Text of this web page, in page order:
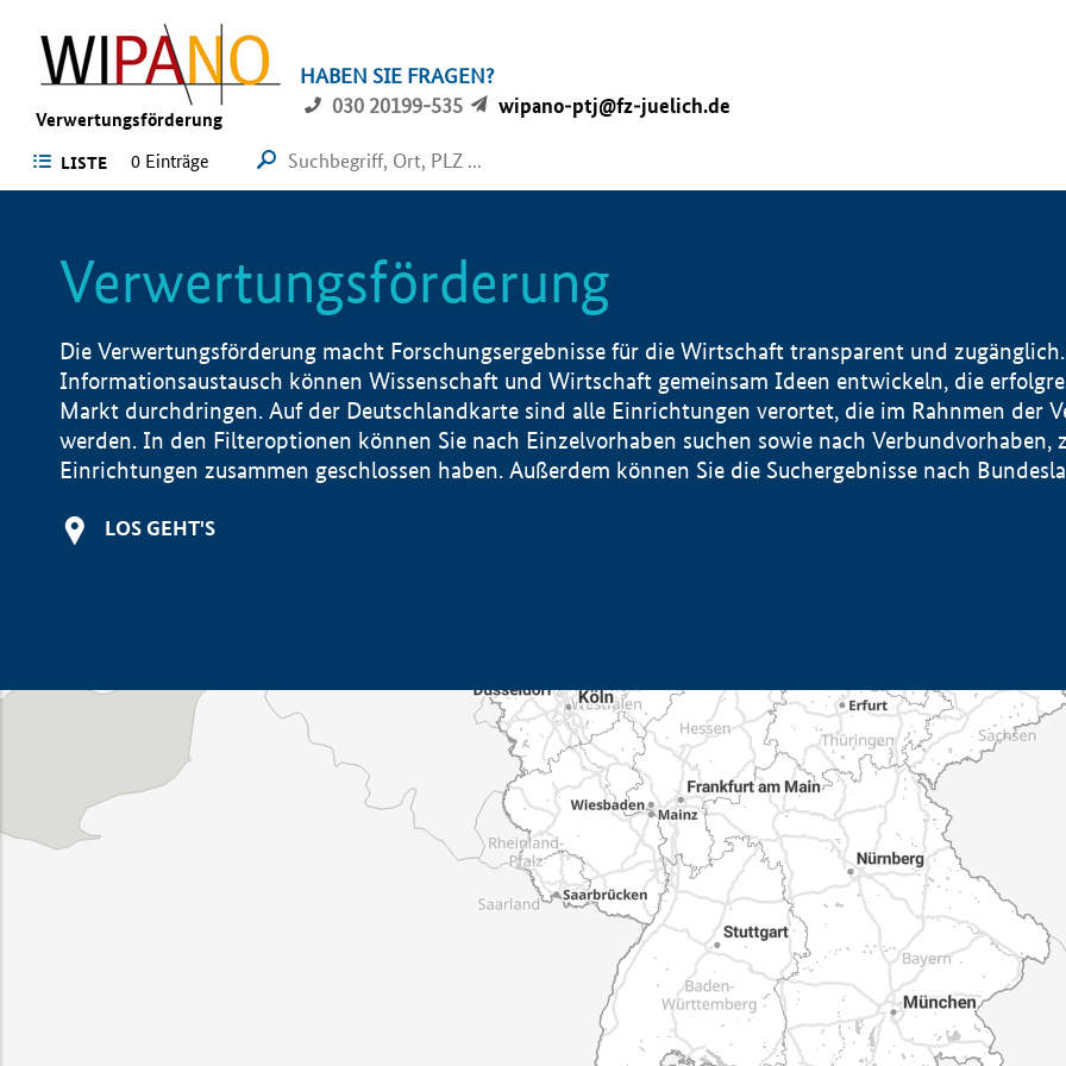
Verwertungsförderung
HABEN SIE FRAGEN?
030 20199-535
wipano-ptj@fz-juelich.de
LISTE 0 Einträge
Verwertungsförderung
Die Verwertungsförderung macht Forschungsergebnisse für die Wirtschaft transparent und
Informationsaustausch können Wissenschaft und Wirtschaft gemeinsam Ideen entwickeln, die
Markt durchdringen. Auf der Deutschlandkarte sind alle Einrichtungen verortet, die im Rahnmen der
werden. In den Filteroptionen können Sie nach Einzelvorhaben suchen sowie nach Verbundvorhaben,
Einrichtungen zusammen geschlossen haben. Außerdem können Sie die Suchergebnisse nach
LOS GEHT'S